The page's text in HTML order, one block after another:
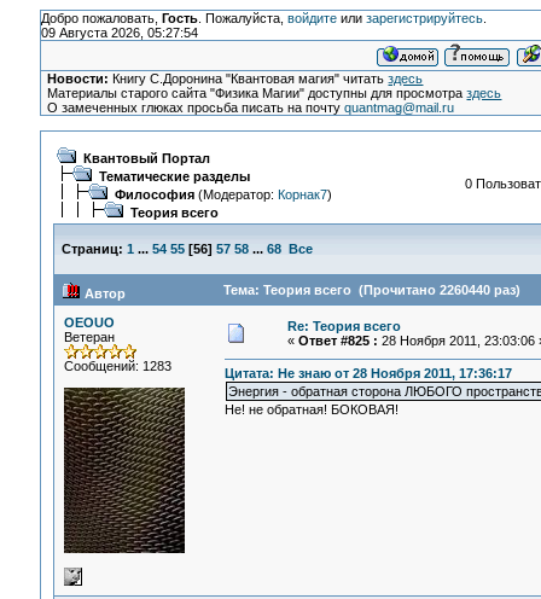
Добро пожаловать, Гость. Пожалуйста, войдитеили зарегистрируйтесь.
09 Августа 2026, 05:27:54
Новости: Книгу С.Доронина "Квантовая магия" читатьздесь
Материалы старого сайта "Физика Магии" доступны для просмотраздесь
О замеченных глюках просьба писать на почтуquantmag@mail.ru
Квантовый Портал
Тематические разделы
Философия(Модератор: Корнак7)
Теория всего
0
Страниц: 1 ... 54 55[56] 57 58 ... 68 Все
Автор Тема: Теория всего (Прочитано 2260440 раз)
OEOUO
Ветеран
Сообщений: 1283
Re: Теория всего
« Ответ #825 : 28 Ноября 2011, 23:03:06
Цитата: Не знаю от 28 Ноября 2011, 17:36:17
Энергия - обратная сторона ЛЮБОГО
Не! не обратная! БОКОВАЯ!